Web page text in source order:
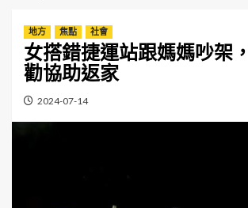
地方 焦點 社會
女搭錯捷運站跟媽媽吵架
勸協助返家
2024-07-14